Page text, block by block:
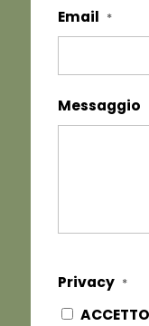
Email *
Messaggio
Privacy *
ACCETTO